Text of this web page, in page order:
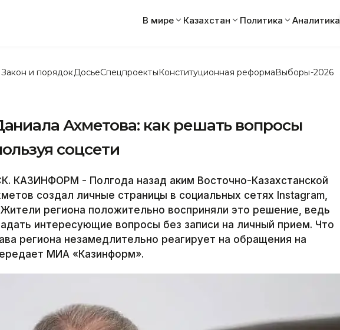
В мире Казахстан Политика Аналитика
Закон и порядок ДосьеСпецпроектыКонституционная реформаВыборы-2026
Ахметова: как решать вопросы
соцсети
КАЗИНФОРМ - Полгода назад аким Восточно-Казахстанской
создал личные страницы в социальных сетях Instagram,
региона положительно восприняли это решение, ведь
интересующие вопросы без записи на личный прием. Что
региона незамедлительно реагирует на обращения на
МИА «Казинформ».